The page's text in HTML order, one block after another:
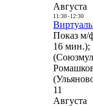
Августа
11:30- 12:30
Показ м/
16 мин.);
11
Августа